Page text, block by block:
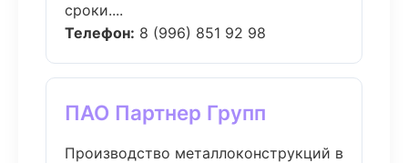
сроки....
Телефон: 8 (996) 851 92 98
ПАО Партнер Групп
Производство металлоконструкций в